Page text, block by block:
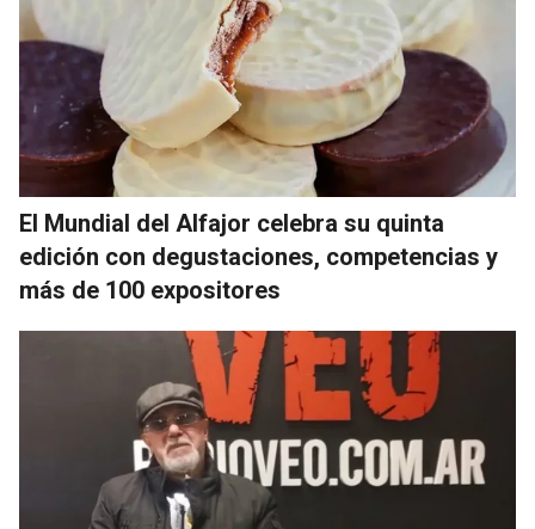
El Mundial del Alfajor celebra su quinta
edición con degustaciones, competencias y
más de 100 expositores